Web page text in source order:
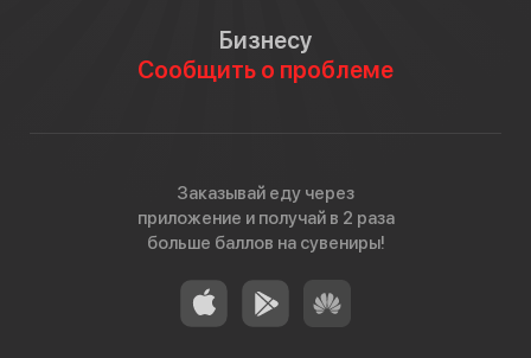
Бизнесу
Сообщить о проблеме
Заказывай еду через
приложение и получай в 2 раза
больше баллов на сувениры!